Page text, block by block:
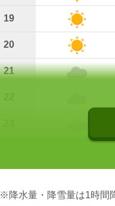
19
20
21
※降水量・降雪量は1時間